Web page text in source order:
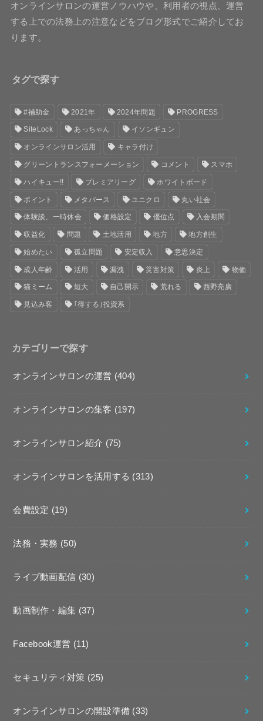
オンラインサロンの運営ノウハウや、利用者の視点、運営
する上での法務上の注意などをブログ形式でご紹介してお
ります。
タグで探す
#補助金 2021年 2024年問題 PROGRESS
SiteLock あっちゃん イソンギュン
オンラインサロン活用 キャラ付け
グリーントランスフォーメーション コメント スマホ
ハイキュー!! プレミアリーグ ホワイトボード
ポイント メタバース ユニクロ 丸い社会
体験談、一時休会 価格設定 優位点 入会期間
収益化 問題 土地活用 地方 地方創生
始めたい 孤立問題 安定収入 意思決定
成人年齢 活用 漏洩 災害対策 炎上 物価
猫ミーム 短大 自己開示 荒れる 西野亮廣
見込み客 ｢得する｣投資系
カテゴリーで探す
オンラインサロンの運営 (404)
オンラインサロンの集客 (197)
オンラインサロン紹介 (75)
オンラインサロンを活用する (313)
会費設定 (19)
法務・実務 (50)
ライブ動画配信 (30)
動画制作・編集 (37)
Facebook運営 (11)
セキュリティ対策 (25)
オンラインサロンの開設準備 (33)